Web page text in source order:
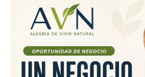
NEGOCIO
IMPACTO
FLORA